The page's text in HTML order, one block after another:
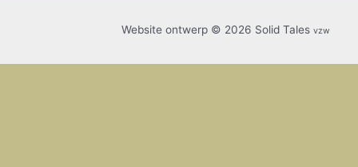
Website ontwerp © 2026 Solid Tales vzw